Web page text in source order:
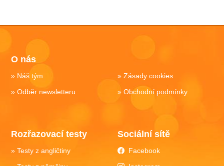
O nás
Náš tým
Odběr newsletteru
Zásady cookies
Obchodní podmínky
Rozřazovací testy
Testy z angličtiny
Sociální sítě
Facebook